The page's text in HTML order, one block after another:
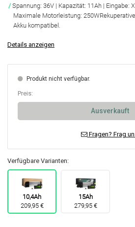
Spannung: 36V | Kapazität: 11Ah | Eingabe:
Maximale Motorleistung: 250W
Akku kompatibel.
Details anzeigen
Produkt nicht verfügbar.
Preis:
Ausverkauft
Fragen? Frag
Verfügbare Varianten:
10,4Ah
209,95 €
15Ah
279,95 €